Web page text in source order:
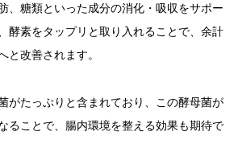
、糖類といった成分の消化・吸収をサポー
酵素をタップリと取り入れることで、余計
と改善されます。
がたっぷりと含まれており、この酵母菌が
ることで、腸内環境を整える効果も期待で